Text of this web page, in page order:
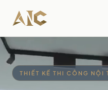
Bỏ qua tới nội dung
THIẾT KẾ THI CÔNG NỘI